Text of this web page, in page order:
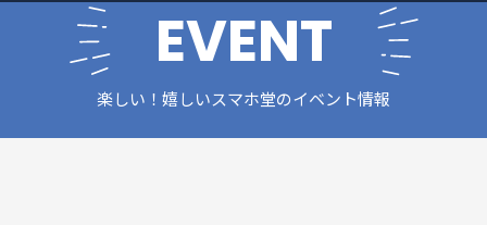
EVENT
楽しい！嬉しいスマホ堂のイベント情報